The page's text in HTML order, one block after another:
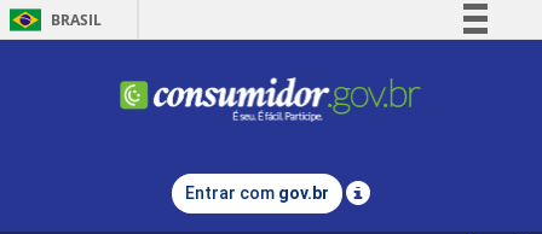
BRASIL
Comunica BR
Legislação
Entrar com gov.br